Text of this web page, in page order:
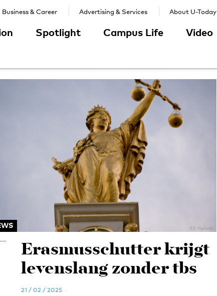
Spotlight Campus Life Video
Business & Career Advertising & Services About U-Today
Erasmusschutter krijgt
levenslang zonder tbs
21 / 02 / 2025